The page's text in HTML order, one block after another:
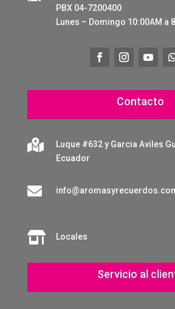
PBX 04-7200400
Lunes – Domingo 10:00AM a
Contacto

Luque #632 y Garcia Aviles
Ecuador

 Locales
Servicio al